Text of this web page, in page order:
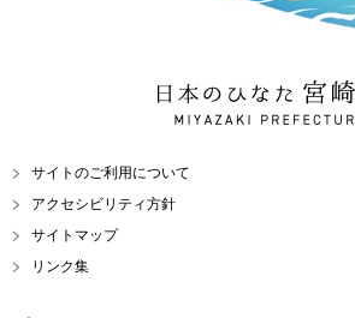
日本のひなた 宮崎県
MIYAZAKI PREFECTURE
サイトのご利用について
アクセシビリティ方針
サイトマップ
リンク集